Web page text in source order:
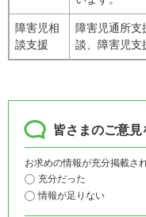
障害児相
談支援
障害児通所支
談、障害児支
皆さまのご意
お求めの情報が充分掲載さ
充分だった
情報が足りない